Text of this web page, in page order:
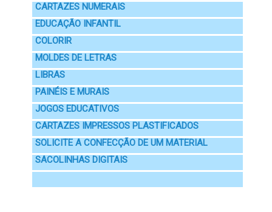
CARTAZES NUMERAIS
EDUCAÇÃO INFANTIL
COLORIR
MOLDES DE LETRAS
LIBRAS
PAINÉIS E MURAIS
JOGOS EDUCATIVOS
CARTAZES IMPRESSOS PLASTIFICADOS
SOLICITE A CONFECÇÃO DE UM MATERIAL
SACOLINHAS DIGITAIS